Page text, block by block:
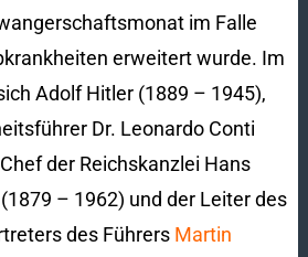
im Falle
erweitert wurde. Im
Adolf Hitler (1889 – 1945),
Dr. Leonardo Conti
der Reichskanzlei Hans
– 1962) und der Leiter des
des Führers Martin